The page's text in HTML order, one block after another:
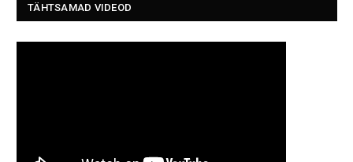
TÄHTSAMAD VIDEOD